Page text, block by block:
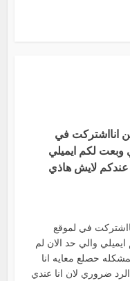
انااشتركت في
لكم ايميلي
لايش هاذي
في لموقع
والي حد الان لم
حصلع معايه انا
ضروري لان انا عندي